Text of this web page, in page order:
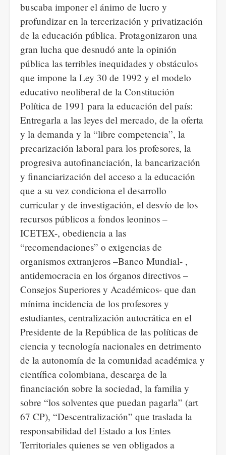
buscaba imponer el ánimo de lucro y
profundizar en la tercerización y privatización
de la educación pública. Protagonizaron una
gran lucha que desnudó ante la opinión
pública las terribles inequidades y obstáculos
que impone la Ley 30 de 1992 y el modelo
educativo neoliberal de la Constitución
Política de 1991 para la educación del país:
Entregarla a las leyes del mercado, de la oferta
y la demanda y la “libre competencia”, la
precarización laboral para los profesores, la
progresiva autofinanciación, la bancarización
y financiarización del acceso a la educación
que a su vez condiciona el desarrollo
curricular y de investigación, el desvío de los
recursos públicos a fondos leoninos –
ICETEX-, obediencia a las
“recomendaciones” o exigencias de
organismos extranjeros –Banco Mundial- ,
antidemocracia en los órganos directivos –
Consejos Superiores y Académicos- que dan
mínima incidencia de los profesores y
estudiantes, centralización autocrática en el
Presidente de la República de las políticas de
ciencia y tecnología nacionales en detrimento
de la autonomía de la comunidad académica y
científica colombiana, descarga de la
financiación sobre la sociedad, la familia y
sobre “los solventes que puedan pagarla” (art
67 CP), “Descentralización” que traslada la
responsabilidad del Estado a los Entes
Territoriales quienes se ven obligados a